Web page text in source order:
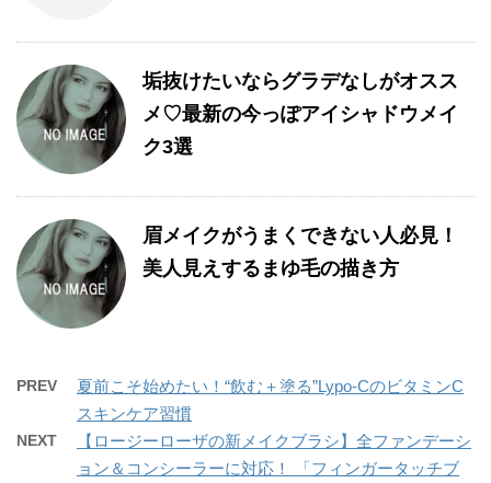
垢抜けたいならグラデなしがオスス
メ♡最新の今っぽアイシャドウメイ
ク3選
眉メイクがうまくできない人必見！
美人見えするまゆ毛の描き方
PREV
夏前こそ始めたい！“飲む＋塗る”Lypo-CのビタミンC
スキンケア習慣
NEXT
【ロージーローザの新メイクブラシ】全ファンデーシ
ョン＆コンシーラーに対応！ 「フィンガータッチブ